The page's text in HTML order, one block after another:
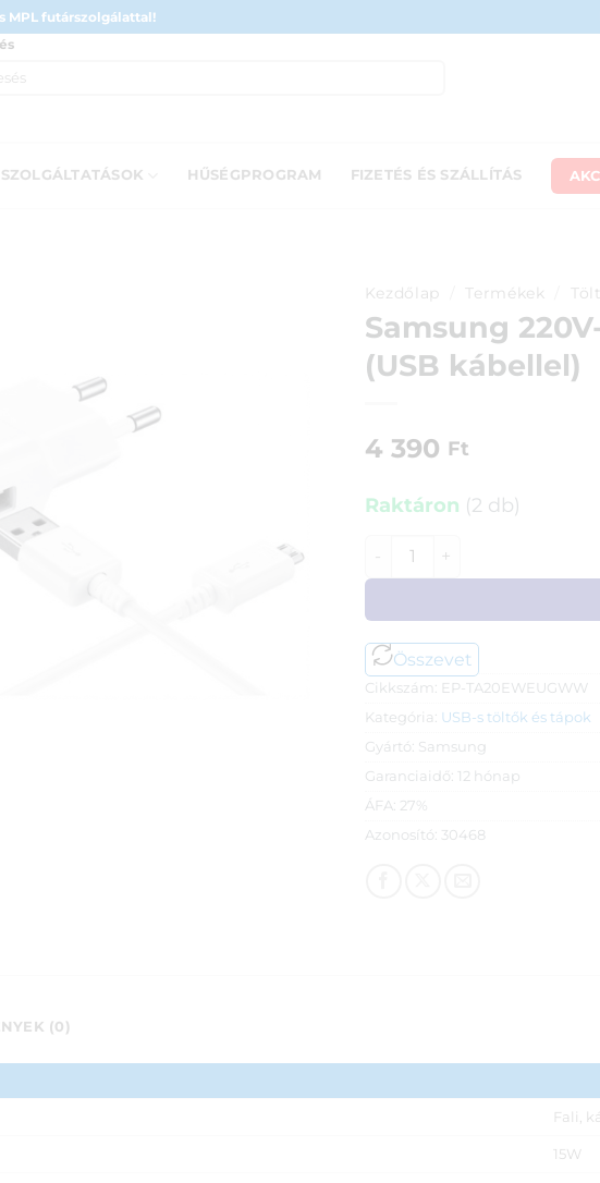
MPL futárszolgálattal!
SZOLGÁLTATÁSOK HŰSÉGPROGRAM FIZETÉS ÉS SZÁLLÍTÁS
Kezdőlap Termékek
Samsung
(USB kábellel)
4 390 Ft
Raktáron (2 db)
Samsung 220V-os hálózati
Összevet
Cikkszám: EP-TA20EWEUGWW
Kategória: USB-s töltők és tápok
Gyártó: Samsung
Garanciaidő: 12 hónap
ÁFA: 27%
Azonosító: 30468
(0)
Fali,
15W